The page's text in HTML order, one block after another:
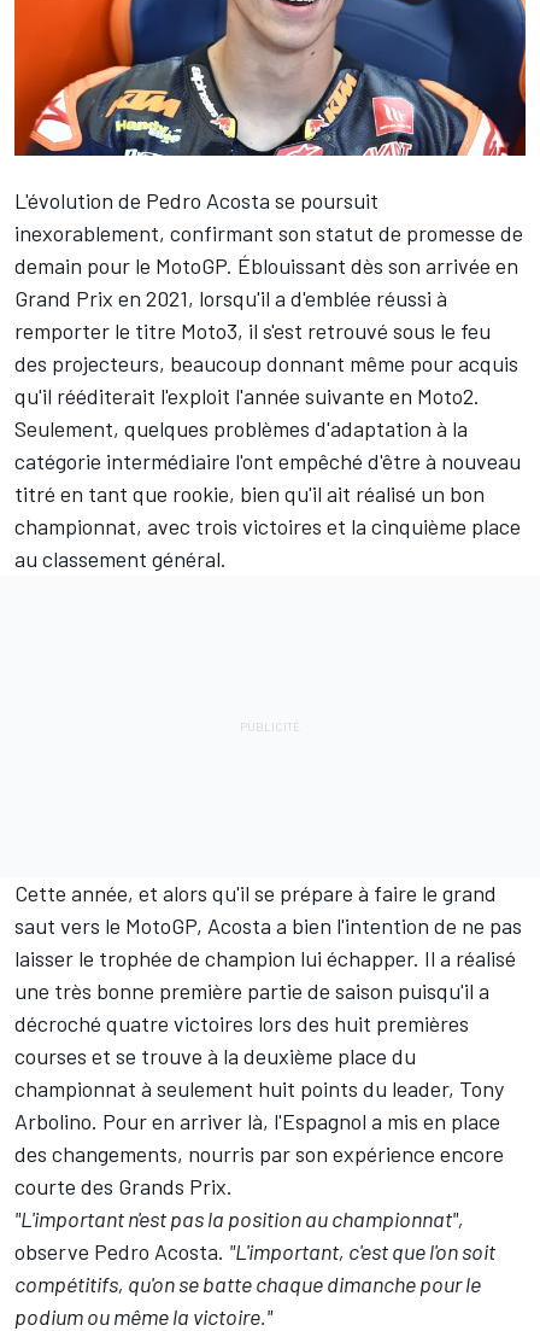
L'évolution de Pedro Acosta se poursuit
inexorablement, confirmant son statut de promesse de
demain pour le MotoGP. Éblouissant dès son arrivée en
Grand Prix en 2021, lorsqu'il a d'emblée réussi à
remporter le titre Moto3, il s'est retrouvé sous le feu
des projecteurs, beaucoup donnant même pour acquis
qu'il rééditerait l'exploit l'année suivante en Moto2.
Seulement, quelques problèmes d'adaptation à la
catégorie intermédiaire l'ont empêché d'être à nouveau
titré en tant que rookie, bien qu'il ait réalisé un bon
championnat, avec trois victoires et la cinquième place
au classement général.
Cette année, et alors qu'il se prépare à faire le grand
saut vers le MotoGP, Acosta a bien l'intention de ne pas
laisser le trophée de champion lui échapper. Il a réalisé
une très bonne première partie de saison puisqu'il a
décroché quatre victoires lors des huit premières
courses et se trouve à la deuxième place du
championnat à seulement huit points du leader, Tony
Arbolino. Pour en arriver là, l'Espagnol a mis en place
des changements, nourris par son expérience encore
courte des Grands Prix.
"L'important n'est pas la position au championnat",
observe Pedro Acosta. "L'important, c'est que l'on soit
compétitifs, qu'on se batte chaque dimanche pour le
podium ou même la victoire."